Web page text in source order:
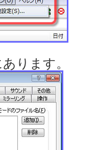
ります。